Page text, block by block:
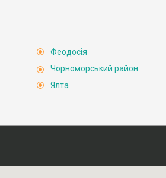
Феодосія
Чорноморський район
Ялта